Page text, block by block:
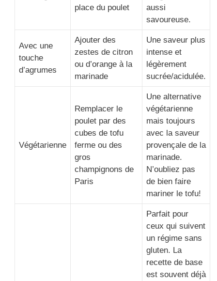
place du poulet
aussi
savoureuse.
Avec une
touche
d’agrumes
Ajouter des
zestes de citron
ou d’orange à la
marinade
Une saveur plus
intense et
légèrement
sucrée/acidulée.
Végétarienne
Remplacer le
poulet par des
cubes de tofu
ferme ou des
gros
champignons de
Paris
Une alternative
végétarienne
mais toujours
avec la saveur
provençale de la
marinade.
N’oubliez pas
de bien faire
mariner le tofu!
Parfait pour
ceux qui suivent
un régime sans
gluten. La
recette de base
est souvent déjà